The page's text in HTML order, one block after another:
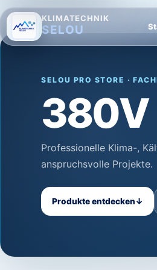
KLIMATECHNIK
SELOU
SELOU PRO STORE ·
380V
Professionelle Klima-,
anspruchsvolle Projekte.
Produkte entdecken↓